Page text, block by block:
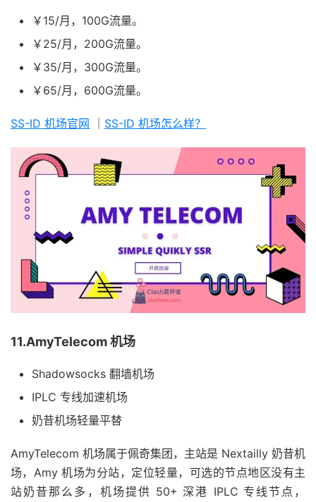
￥15/月，100G流量。
￥25/月，200G流量。
￥35/月，300G流量。
￥65/月，600G流量。
SS-ID 机场官网 SS-ID 机场怎么样？
11.AmyTelecom 机场
Shadowsocks 翻墙机场
IPLC 专线加速机场
奶昔机场轻量平替
AmyTelecom 机场属于佩奇集团，主站是 Nextailly 奶昔机
场，Amy 机场为分站，定位轻量，可选的节点地区没有主
站奶昔那么多，机场提供 50+ 深港 IPLC 专线节点，